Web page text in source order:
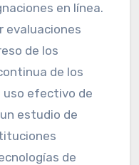
en línea.
evaluaciones
de los
de los
uso efectivo de
estudio de
de